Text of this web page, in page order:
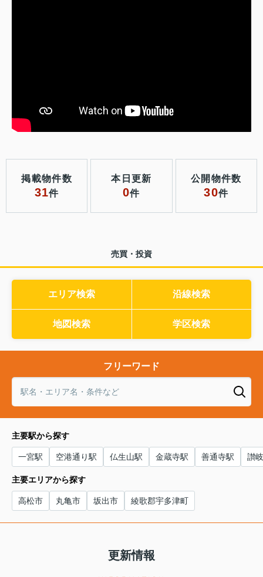
掲載物件数
31件
本日更新
0件
公開物件数
30件
売買・投資
エリア検索 沿線検索
地図検索 学区検索
フリーワード
主要駅から探す
一宮駅 空港通り駅 仏生山駅 金蔵寺駅 善通寺駅 讃
主要エリアから探す
高松市 丸亀市 坂出市 綾歌郡宇多津町
更新情報